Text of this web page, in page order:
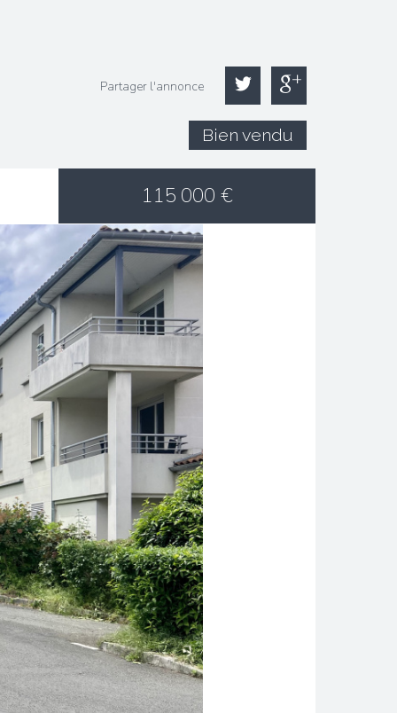
Partager l'annonce
Bien vendu
115 000 €